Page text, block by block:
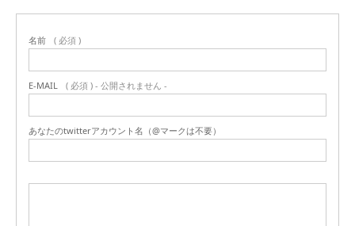
名前 ( 必須 )
E-MAIL ( 必須 ) - 公開されません -
あなたのtwitterアカウント名（@マークは不要）